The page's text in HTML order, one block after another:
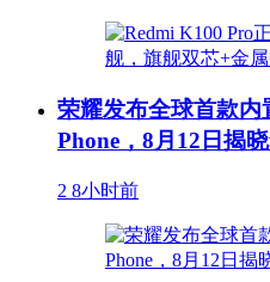
荣耀发布全球首款
Phone，8月12日揭
2 8小时前